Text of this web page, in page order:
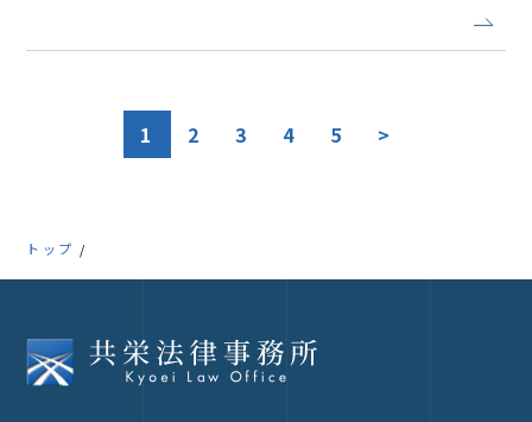
1 2 3 4 5 >
トップ